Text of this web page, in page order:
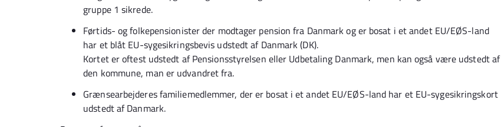
gruppe 1 sikrede.
Førtids- og folkepensionister der modtager pension fra Danmark og er bosat i et andet EU/EØS-land
har et blåt EU-sygesikringsbevis udstedt af Danmark (DK).
Kortet er oftest udstedt af Pensionsstyrelsen eller Udbetaling Danmark, men kan også være udstedt af
den kommune, man er udvandret fra.
Grænsearbejderes familiemedlemmer, der er bosat i et andet EU/EØS-land har et EU-sygesikringskort
udstedt af Danmark.